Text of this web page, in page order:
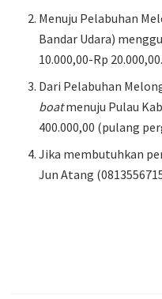
Menuju Pelabuhan
Bandar Udara)
10.000,00-Rp 20.000,00.
Dari Pelabuhan
boatmenuju Pulau
400.000,00 (pulang
Jika membutuhkan
Jun Atang